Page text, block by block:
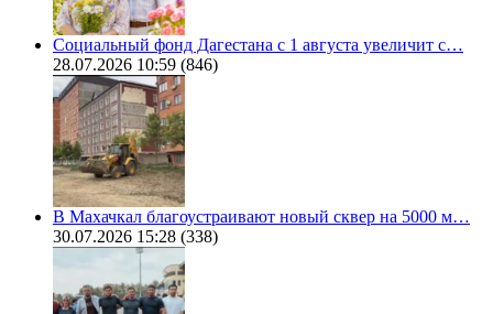
Социальный фонд Дагестана с 1 августа увеличит с…
28.07.2026 10:59 (846)
В Махачкал благоустраивают новый сквер на 5000 м…
30.07.2026 15:28 (338)